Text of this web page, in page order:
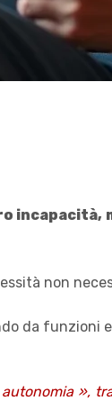
non
da funzioni
»,